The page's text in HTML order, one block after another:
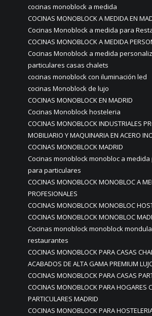
cocinas monoblock a medida
COCINAS MONOBLOCK A MEDIDA EN
Cocinas Monoblock a medida para
COCINAS MONOBLOCK A MEDIDA
Cocinas Monoblock a medida
particulares casas chalets
cocinas monoblock con iluminación led
cocinas Monoblock de lujo
COCINAS MONOBLOCK EN MADRID
Cocinas Monoblock hosteleria
COCINAS MONOBLOCK INDUSTRIALES
MOBILIARIO Y MAQUINARIA EN ACERO
COCINAS MONOBLOCK MADRID
Cocinas monoblock monobloc a
para particulares
COCINAS MONOBLOCK MONOBLOC A
PROFESIONALES
COCINAS MONOBLOCK MONOBLOC
COCINAS MONOBLOCK MONOBLOC
Cocinas monoblock monoblock
restaurantes
COCINAS MONOBLOCK PARA CASAS
ACABADOS DE ALTA GAMA PREMIUM
COCINAS MONOBLOCK PARA CASAS
COCINAS MONOBLOCK PARA HOGARES
PARTICULARES MADRID
COCINAS MONOBLOCK PARA